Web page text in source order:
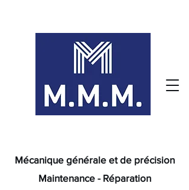
Mécanique générale et de précision
Maintenance - Réparation